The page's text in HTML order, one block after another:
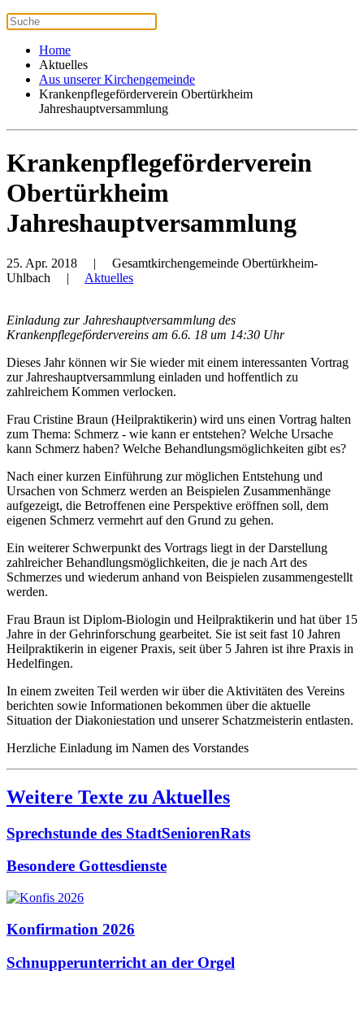
Home
Aktuelles
Aus unserer Kirchengemeinde
Krankenpflegeförderverein Obertürkheim
Jahreshauptversammlung
Krankenpflegeförderverein
Obertürkheim
Jahreshauptversammlung
25. Apr. 2018 | Gesamtkirchengemeinde Obertürkheim-
Uhlbach | Aktuelles
Einladung zur Jahreshauptversammlung des
Krankenpflegefördervereins am 6.6. 18 um 14:30 Uhr
Dieses Jahr können wir Sie wieder mit einem interessanten Vortrag
zur Jahreshauptversammlung einladen und hoffentlich zu
zahlreichem Kommen verlocken.
Frau Cristine Braun (Heilpraktikerin) wird uns einen Vortrag halten
zum Thema: Schmerz - wie kann er entstehen? Welche Ursache
kann Schmerz haben? Welche Behandlungsmöglichkeiten gibt es?
Nach einer kurzen Einführung zur möglichen Entstehung und
Ursachen von Schmerz werden an Beispielen Zusammenhänge
aufgezeigt, die Betroffenen eine Perspektive eröffnen soll, dem
eigenen Schmerz vermehrt auf den Grund zu gehen.
Ein weiterer Schwerpunkt des Vortrags liegt in der Darstellung
zahlreicher Behandlungsmöglichkeiten, die je nach Art des
Schmerzes und wiederum anhand von Beispielen zusammengestellt
werden.
Frau Braun ist Diplom-Biologin und Heilpraktikerin und hat über 15
Jahre in der Gehrinforschung gearbeitet. Sie ist seit fast 10 Jahren
Heilpraktikerin in eigener Praxis, seit über 5 Jahren ist ihre Praxis in
Hedelfingen.
In einem zweiten Teil werden wir über die Aktivitäten des Vereins
berichten sowie Informationen bekommen über die aktuelle
Situation der Diakoniestation und unserer Schatzmeisterin entlasten.
Herzliche Einladung im Namen des Vorstandes
Weitere Texte zu Aktuelles
Sprechstunde des StadtSeniorenRats
Besondere Gottesdienste
Konfirmation 2026
Schnupperunterricht an der Orgel